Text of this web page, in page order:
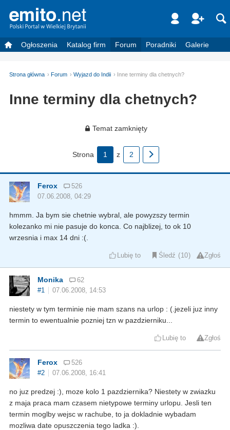
Ogłoszenia Katalog firm Forum Poradniki Galerie
Strona główna Forum Wyjazd do Indii Inne terminy dla chetnych?
Inne terminy dla chetnych?
Temat zamknięty
Strona 1 z 2
Ferox
526
07.06.2008, 04:29
hmmm. Ja bym sie chetnie wybral, ale powyzszy termin
kolezanko mi nie pasuje do konca. Co najblizej, to ok 10
wrzesnia i max 14 dni :(.
Lubię to Śledź 10 Zgłoś
Monika
62
#1
07.06.2008, 14:53
niestety w tym terminie nie mam szans na urlop : (.jezeli juz inny
termin to ewentualnie pozniej tzn w pazdzierniku...
Lubię to Zgłoś
Ferox
526
#2
07.06.2008, 16:41
no juz predzej :), moze kolo 1 pazdziernika? Niestety w zwiazku
z maja praca mam czasem nietypowe terminy urlopu. Jesli ten
termin moglby wejsc w rachube, to ja dokladnie wybadam
mozliwa date opuszczenia tego ladka :).